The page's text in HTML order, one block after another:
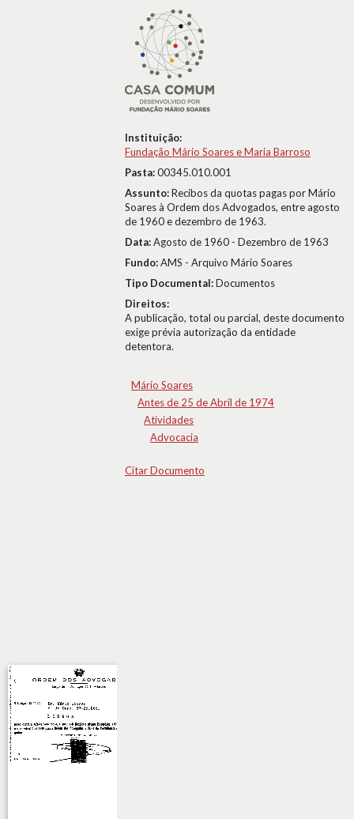
Instituição:
Fundação Mário Soares e Maria Barroso
Pasta:00345.010.001
Assunto:Recibos da quotas pagas por Mário
Soares à Ordem dos Advogados, entre agosto
de 1960 e dezembro de 1963.
Data:Agosto de 1960 - Dezembro de 1963
Fundo:AMS - Arquivo Mário Soares
Tipo Documental:Documentos
Direitos:
A publicação, total ou parcial, deste documento
exige prévia autorização da entidade
detentora.
Mário Soares
Antes de 25 de Abril de 1974
Atividades
Advocacia
Citar Documento